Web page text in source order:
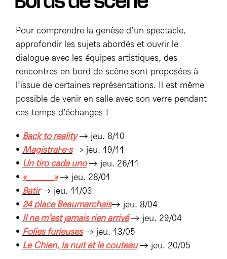
Mécènes
Partenaires
Équipe du TXR & contacts
Espace presse & pro
Votre venue au TXR
Nous soutenir
Déposer un projet
04 72 07 49 49
Pour comprendre la genèse d’un spectacle,
approfondir les sujets abordés et ouvrir le
dialogue avec les équipes artistiques, des
rencontres en bord de scène sont proposées à
l’issue de certaines représentations. Il est même
possible de venir en salle avec son verre pendant
ces temps d’échanges !
• Back to reality → jeu. 8/10
• Magistral·e·s → jeu. 19/11
• Un tiro cada uno → jeu. 26/11
• «______» → jeu. 28/01
• Bâtir → jeu. 11/03
• 24 place Beaumarchais→ jeu. 8/04
• Il ne m’est jamais rien arrivé → jeu. 29/04
• Folies furieuses → jeu. 13/05
• Le Chien, la nuit et le couteau → jeu. 20/05